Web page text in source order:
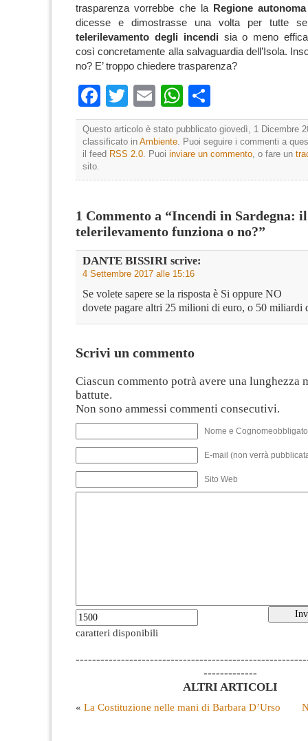
trasparenza vorrebbe che la
Regione
dicesse e dimostrasse una volta per tutte
telerilevamento degli incendi sia o meno
così concretamente alla salvaguardia dell’Isola.
no? E’ troppo chiedere trasparenza?
Facebook
TwitterEmailWhatsApp
Questo articolo è stato pubblicato giovedì, 1 Dicembre
classificato in Ambiente . Puoi seguire i commenti a
il feed RSS 2.0 . Puoi inviare un commento , o fare un
sito.
1 Commento a “Incendi in Sardegna: il
telerilevamento funziona o no?”
DANTE BISSIRI scrive:
4 Settembre 2017 alle 15:16
Se volete sapere se la risposta è Si oppure NO
dovete pagare altri 25 milioni di euro, o 50 miliardi
Scrivi un commento
Ciascun commento potrà avere una lunghezza
battute.
Non sono ammessi commenti consecutivi.
Nome e
E-mail (non verrà
Sito Web
caratteri disponibili
-------------
ALTRI ARTICOLI
« La Costituzione nelle mani di Barbara D’Urso